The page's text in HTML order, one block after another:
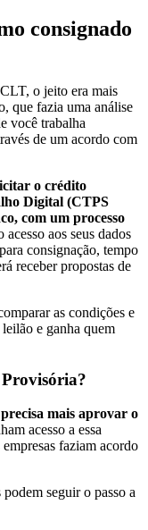
consignado
o jeito era mais
que fazia uma análise
você trabalha
de um acordo com
o crédito
Digital (CTPS
com um processo
aos seus dados
consignação, tempo
receber propostas de
as condições e
e ganha quem
mais aprovar o
acesso a essa
faziam acordo
seguir o passo a